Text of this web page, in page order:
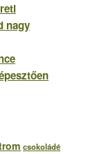
nagy
csokoládé